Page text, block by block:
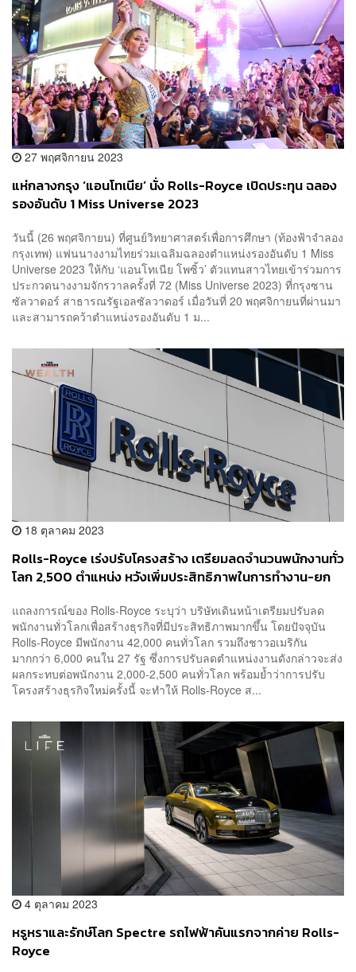
27 พฤศจิกายน 2023
แห่กลางกรุง ‘แอนโทเนีย’ นั่ง Rolls-Royce เปิดประทุน ฉลอง
รองอันดับ 1 Miss Universe 2023
วันนี้ (26 พฤศจิกายน) ที่ศูนย์วิทยาศาสตร์เพื่อการศึกษา (ท้องฟ้าจำลอง
กรุงเทพ) แฟนนางงามไทยร่วมเฉลิมฉลองตำแหน่งรองอันดับ 1 Miss
Universe 2023 ให้กับ ‘แอนโทเนีย โพซิ้ว’ ตัวแทนสาวไทยเข้าร่วมการ
ประกวดนางงามจักรวาลครั้งที่ 72 (Miss Universe 2023) ที่กรุงซาน
ซัลวาดอร์ สาธารณรัฐเอลซัลวาดอร์ เมื่อวันที่ 20 พฤศจิกายนที่ผ่านมา
และสามารถคว้าตำแหน่งรองอันดับ 1 ม...
18 ตุลาคม 2023
Rolls-Royce เร่งปรับโครงสร้าง เตรียมลดจำนวนพนักงานทั่ว
โลก 2,500 ตำแหน่ง หวังเพิ่มประสิทธิภาพในการทำงาน-ยก
แถลงการณ์ของ Rolls-Royce ระบุว่า บริษัทเดินหน้าเตรียมปรับลด
พนักงานทั่วโลกเพื่อสร้างธุรกิจที่มีประสิทธิภาพมากขึ้น โดยปัจจุบัน
Rolls-Royce มีพนักงาน 42,000 คนทั่วโลก รวมถึงชาวอเมริกัน
มากกว่า 6,000 คนใน 27 รัฐ ซึ่งการปรับลดตำแหน่งงานดังกล่าวจะส่ง
ผลกระทบต่อพนักงาน 2,000-2,500 คนทั่วโลก พร้อมย้ำว่าการปรับ
โครงสร้างธุรกิจใหม่ครั้งนี้ จะทำให้ Rolls-Royce ส...
4 ตุลาคม 2023
หรูหราและรักษ์โลก Spectre รถไฟฟ้าคันแรกจากค่าย Rolls-
Royce